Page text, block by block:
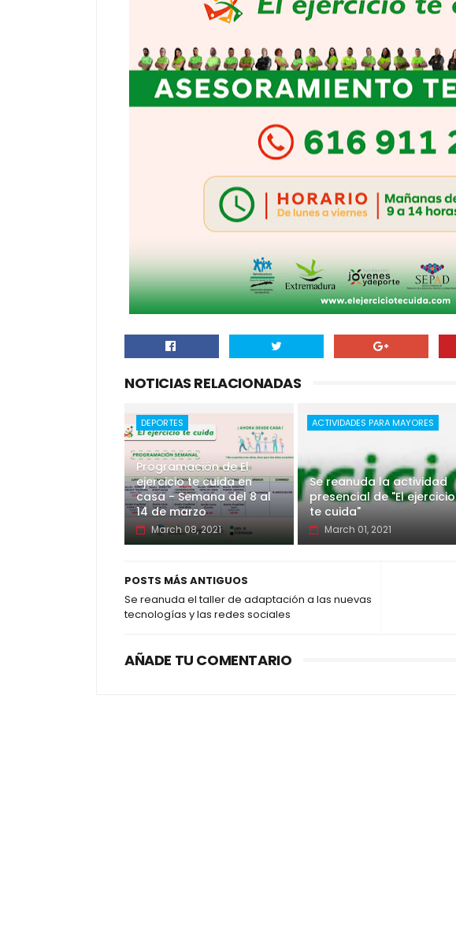
NOTICIAS RELACIONADAS
DEPORTES
Programación de El
ejercicio te cuida en
casa - Semana del 8 al
14 de marzo
March 08, 2021
ACTIVIDADES PARA MAYORES
Se reanuda la actividad
presencial de "El ejercicio
te cuida"
March 01, 2021
POSTS MÁS ANTIGUOS
Se reanuda el taller de adaptación a las nuevas
tecnologías y las redes sociales
AÑADE TU COMENTARIO